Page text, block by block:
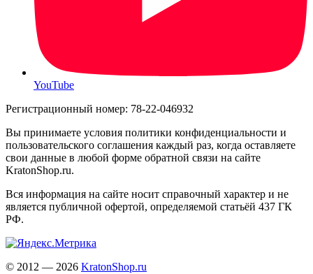
YouTube
Регистрационный номер: 78-22-046932
Вы принимаете условия политики конфиденциальности и
пользовательского соглашения каждый раз, когда оставляете
свои данные в любой форме обратной связи на сайте
KratonShop.ru.
Вся информация на сайте носит справочный характер и не
является публичной офертой, определяемой статьёй 437 ГК
РФ.
© 2012 — 2026 KratonShop.ru